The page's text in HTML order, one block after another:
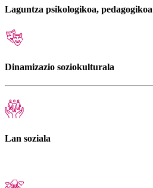
Laguntza psikologikoa,
Dinamizazio soziokulturala
Lan soziala